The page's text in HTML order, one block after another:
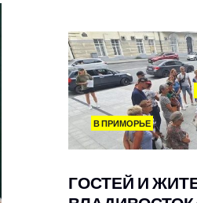
В ПРИМОРЬЕ
ГОСТЕЙ И